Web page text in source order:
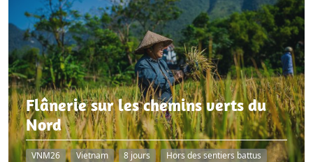
Flânerie sur les chemins verts du
Nord
VNM26 Vietnam 8 jours Hors des sentiers battus